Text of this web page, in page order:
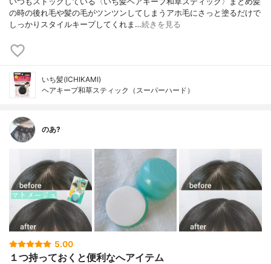
の時の後れ毛や髪の毛がツンツンしてしまうアホ毛にさっと塗るだけで
しっかりスタイルキープしてくれま…続きを見る
いち髪(ICHIKAMI)
ヘアキープ和草スティック（スーパーハード）
のあ?
5.00
１つ持っておくと便利なへアイテム